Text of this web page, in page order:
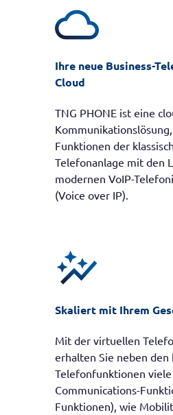
cloud
Ihre neue Business-
Cloud
TNG PHONE ist eine
Funktionen der
Telefonanlage mit den
modernen VoIP-
(Voice over IP).
auto_graph
Skaliert mit Ihrem
Mit der virtuellen
erhalten Sie neben den
Telefonfunktionen
Communications-
Funktionen), wie